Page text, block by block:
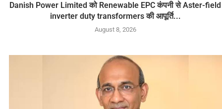
Danish Power Limited को Renewable EPC कंपनी से Aster-field
inverter duty transformers की आपूर्ति...
August 8, 2026